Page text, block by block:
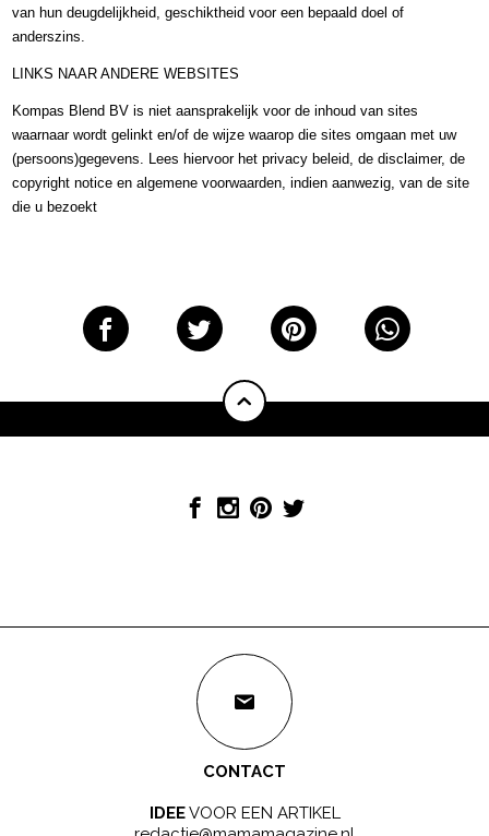
van hun deugdelijkheid, geschiktheid voor een bepaald doel of
anderszins.
LINKS NAAR ANDERE WEBSITES
Kompas Blend BV is niet aansprakelijk voor de inhoud van sites
waarnaar wordt gelinkt en/of de wijze waarop die sites omgaan met uw
(persoons)gegevens. Lees hiervoor het privacy beleid, de disclaimer, de
copyright notice en algemene voorwaarden, indien aanwezig, van de site
die u bezoekt
CONTACT
IDEEVOOR EEN ARTIKEL